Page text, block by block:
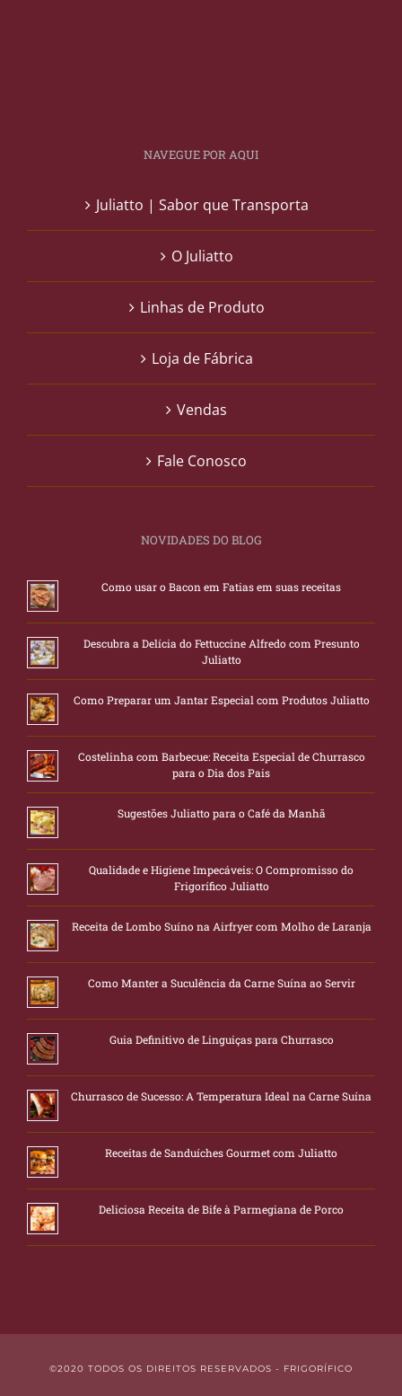
NAVEGUE POR AQUI
Juliatto | Sabor que Transporta
O Juliatto
Linhas de Produto
Loja de Fábrica
Vendas
Fale Conosco
NOVIDADES DO BLOG
Como usar o Bacon em Fatias em suas receitas
Descubra a Delícia do Fettuccine Alfredo com Presunto
Juliatto
Como Preparar um Jantar Especial com Produtos Juliatto
Costelinha com Barbecue: Receita Especial de Churrasco
para o Dia dos Pais
Sugestões Juliatto para o Café da Manhã
Qualidade e Higiene Impecáveis: O Compromisso do
Frigorífico Juliatto
Receita de Lombo Suíno na Airfryer com Molho de Laranja
Como Manter a Suculência da Carne Suína ao Servir
Guia Definitivo de Linguiças para Churrasco
Churrasco de Sucesso: A Temperatura Ideal na Carne Suína
Receitas de Sanduíches Gourmet com Juliatto
Deliciosa Receita de Bife à Parmegiana de Porco
©2020 TODOS OS DIREITOS RESERVADOS - FRIGORÍFICO